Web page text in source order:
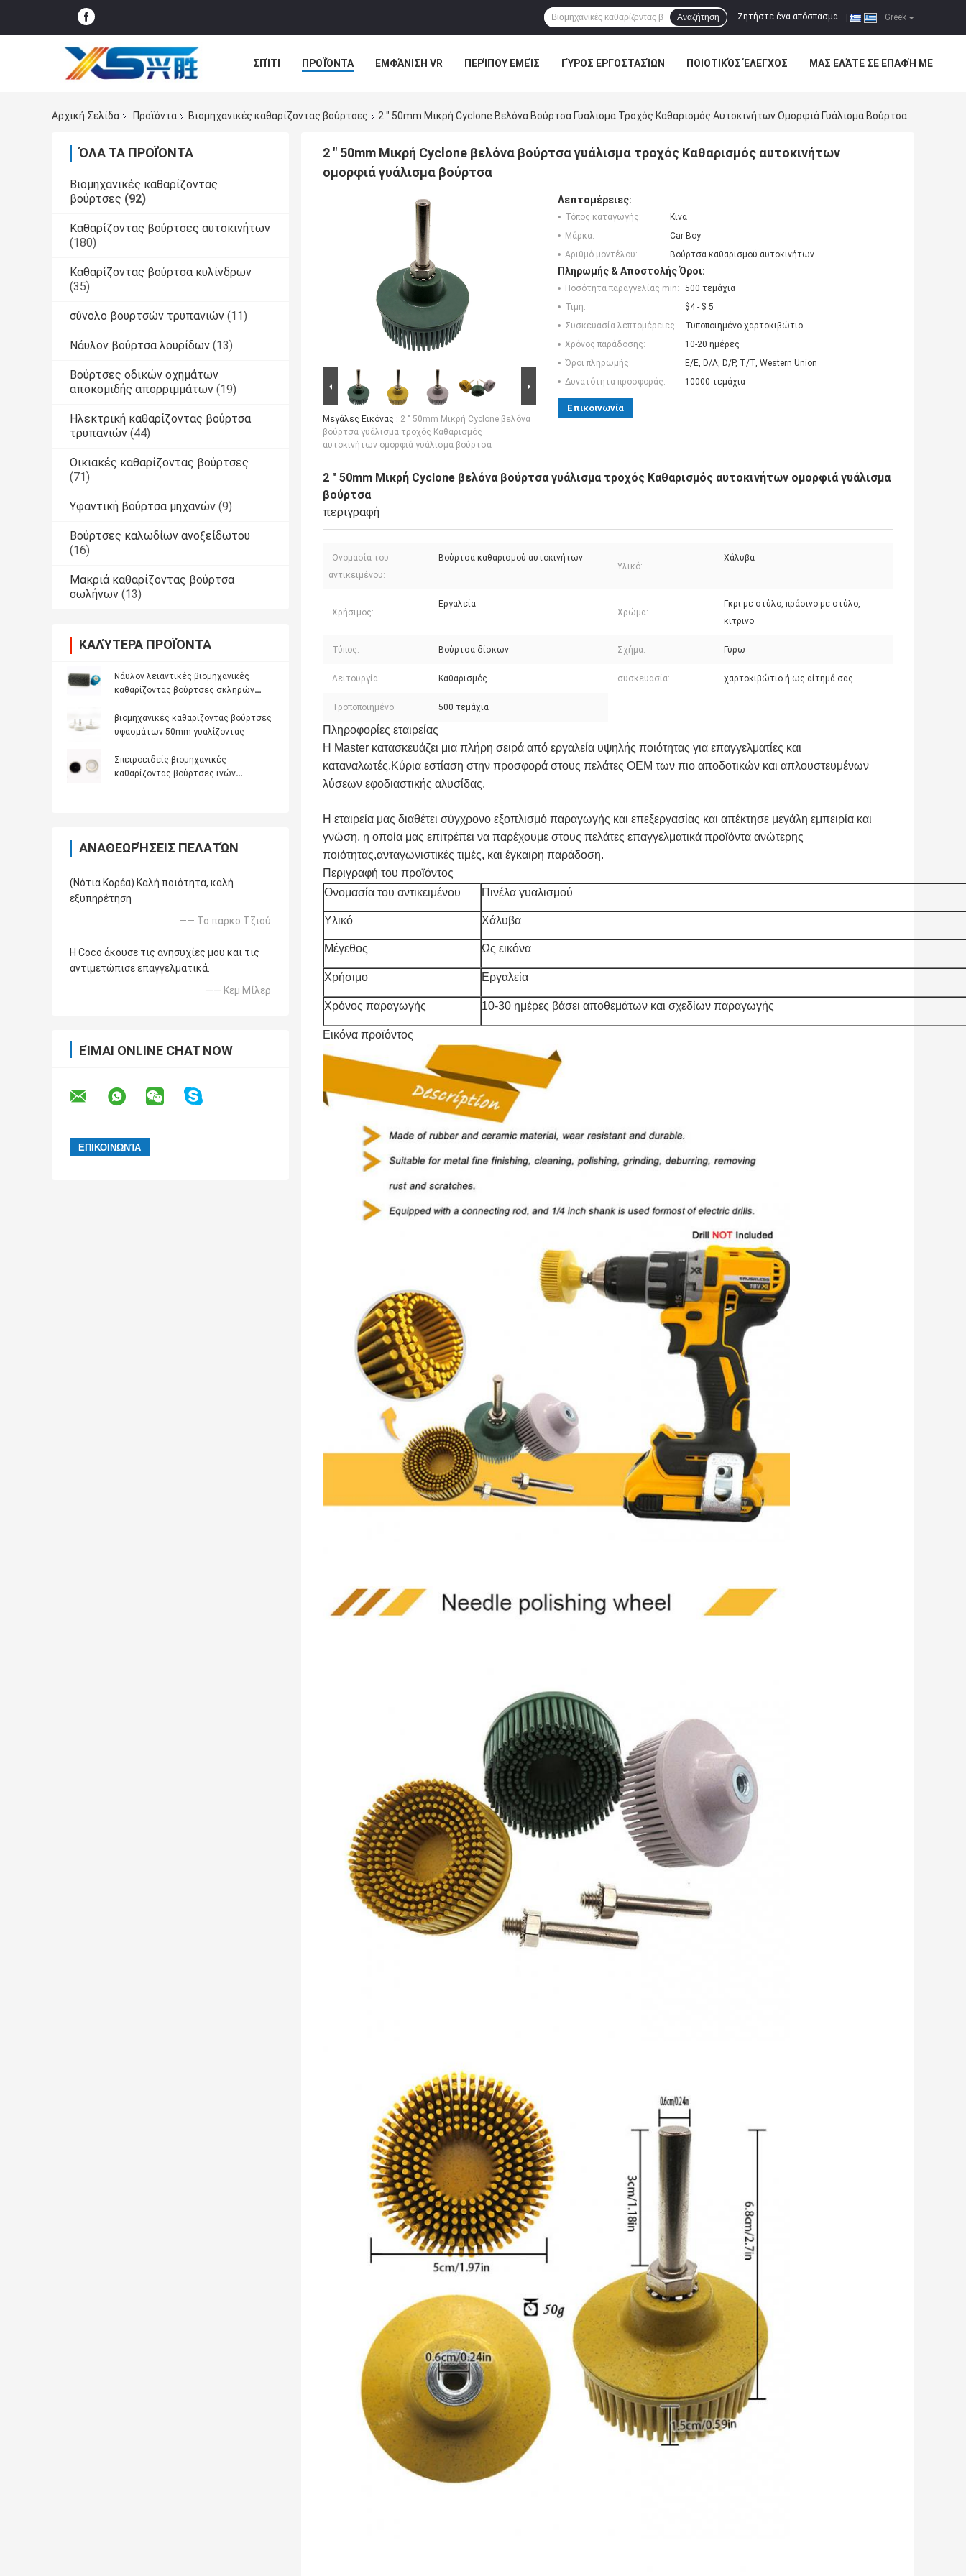
Greek
Ζητήστε ένα απόσπασμα
Αναζήτηση
ΣΠΊΤΙ ΠΡΟΪΌΝΤΑ ΕΜΦΆΝΙΣΗ VR ΠΕΡΊΠΟΥ ΕΜΕΊΣ ΓΎΡΟΣ ΕΡΓΟΣΤΑΣΊΩΝ ΠΟΙΟΤΙΚΌΣ ΈΛΕΓΧΟΣ ΜΑΣ ΕΛΆΤΕ ΣΕ ΕΠΑΦΉ ΜΕ
Αρχική Σελίδα
Προϊόντα Βιομηχανικές καθαρίζοντας βούρτσες 2 " 50mm Μικρή Cyclone Βελόνα Βούρτσα Γυάλισμα Τροχός Καθαρισμός Αυτοκινήτων Ομορφιά Γυάλισμα Βούρτσα
ΌΛΑ ΤΑ ΠΡΟΪΌΝΤΑ
Βιομηχανικές καθαρίζοντας
βούρτσες (92)
Καθαρίζοντας βούρτσες αυτοκινήτων
(180)
Καθαρίζοντας βούρτσα κυλίνδρων
(35)
σύνολο βουρτσών τρυπανιών (11)
Νάυλον βούρτσα λουρίδων (13)
Βούρτσες οδικών οχημάτων
αποκομιδής απορριμμάτων (19)
Ηλεκτρική καθαρίζοντας βούρτσα
τρυπανιών (44)
Οικιακές καθαρίζοντας βούρτσες
(71)
Υφαντική βούρτσα μηχανών (9)
Βούρτσες καλωδίων ανοξείδωτου
(16)
Μακριά καθαρίζοντας βούρτσα
σωλήνων (13)
ΚΑΛΎΤΕΡΑ ΠΡΟΪΌΝΤΑ
Νάυλον λειαντικές βιομηχανικές
καθαρίζοντας βούρτσες σκληρών
βιομηχανικές καθαρίζοντας βούρτσες
υφασμάτων 50mm γυαλίζοντας
Σπειροειδείς βιομηχανικές
καθαρίζοντας βούρτσες ινών
ΑΝΑΘΕΩΡΉΣΕΙΣ ΠΕΛΑΤΏΝ
(Νότια Κορέα) Καλή ποιότητα, καλή
εξυπηρέτηση
—— Το πάρκο Τζιού
Η Coco άκουσε τις ανησυχίες μου και τις
αντιμετώπισε επαγγελματικά.
—— Κεμ Μίλερ
ΕΊΜΑΙ ONLINE CHAT NOW
2 " 50mm Μικρή Cyclone βελόνα βούρτσα γυάλισμα τροχός Καθαρισμός αυτοκινήτων
ομορφιά γυάλισμα βούρτσα
Μεγάλες Εικόνας : 2 " 50mm Μικρή Cyclone βελόνα
βούρτσα γυάλισμα τροχός Καθαρισμός
αυτοκινήτων ομορφιά γυάλισμα βούρτσα
Λεπτομέρειες:
Τόπος καταγωγής:
Κίνα
Μάρκα:
Car Boy
Αριθμό μοντέλου:
Βούρτσα καθαρισμού αυτοκινήτων
Πληρωμής & Αποστολής Όροι:
Ποσότητα παραγγελίας min:
500 τεμάχια
Τιμή:
$4 - $ 5
Συσκευασία λεπτομέρειες:
Τυποποιημένο χαρτοκιβώτιο
Χρόνος παράδοσης:
10-20 ημέρες
Όροι πληρωμής:
Ε/Ε, D/A, D/P, T/T, Western Union
Δυνατότητα προσφοράς:
10000 τεμάχια
Επικοινωνία
2 " 50mm Μικρή Cyclone βελόνα βούρτσα γυάλισμα τροχός Καθαρισμός αυτοκινήτων ομορφιά γυάλισμα
βούρτσα
περιγραφή
Ονομασία του
αντικειμένου:
Βούρτσα καθαρισμού αυτοκινήτων
Υλικό:
Χάλυβα
Χρήσιμος:
Εργαλεία
Χρώμα:
Γκρι με στύλο, πράσινο με στύλο,
κίτρινο
Τύπος: Βούρτσα δίσκων Σχήμα: Γύρω
Λειτουργία: Καθαρισμός συσκευασία: χαρτοκιβώτιο ή ως αίτημά σας
Τροποποιημένο: 500 τεμάχια
Πληροφορίες εταιρείας
Η Master κατασκευάζει μια πλήρη σειρά από εργαλεία υψηλής ποιότητας για επαγγελματίες και
καταναλωτές.Κύρια εστίαση στην προσφορά στους πελάτες OEM των πιο αποδοτικών και απλουστευμένων
λύσεων εφοδιαστικής αλυσίδας.
Η εταιρεία μας διαθέτει σύγχρονο εξοπλισμό παραγωγής και επεξεργασίας και απέκτησε μεγάλη εμπειρία και
γνώση, η οποία μας επιτρέπει να παρέχουμε στους πελάτες επαγγελματικά προϊόντα ανώτερης
ποιότητας,ανταγωνιστικές τιμές, και έγκαιρη παράδοση.
Περιγραφή του προϊόντος
Ονομασία του αντικειμένου
Πινέλα γυαλισμού
Υλικό Χάλυβα
Μέγεθος Ως εικόνα
Χρήσιμο Εργαλεία
Χρόνος παραγωγής 10-30 ημέρες βάσει αποθεμάτων και σχεδίων παραγωγής
Εικόνα προϊόντος